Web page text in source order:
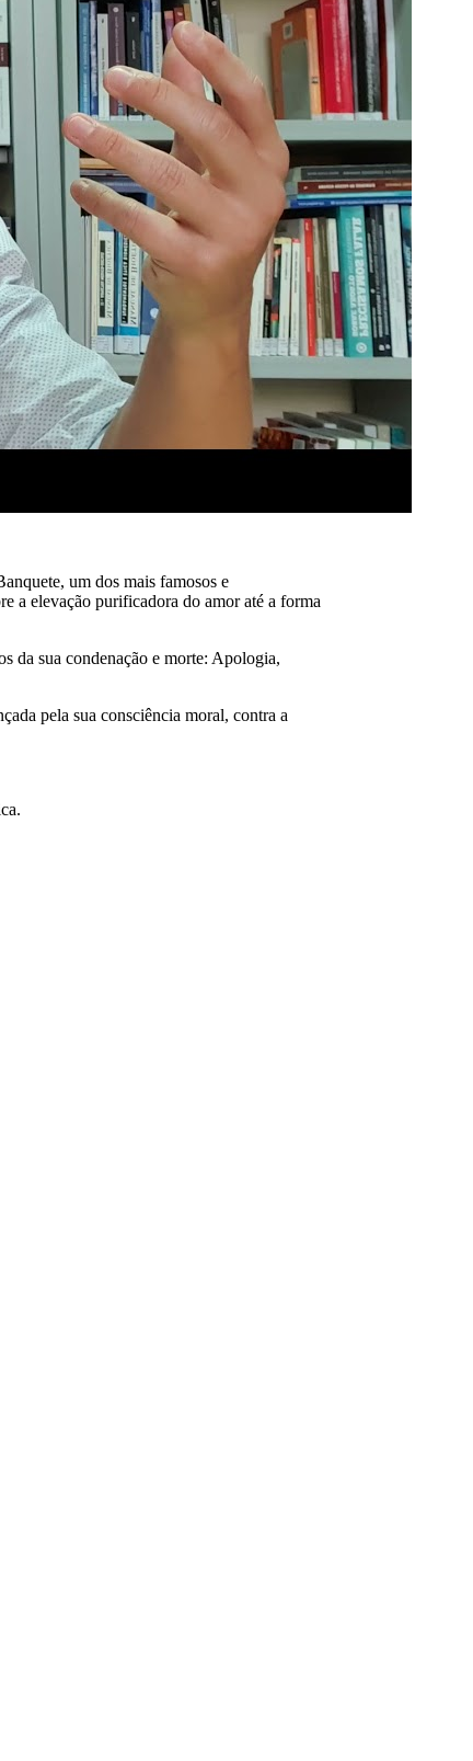
um dos mais famosos e
a elevação purificadora do amor até a forma
da sua condenação e morte: Apologia,
pela sua consciência moral, contra a